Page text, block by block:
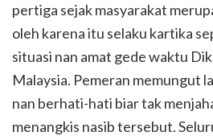
pertiga sejak masyarakat
oleh karena itu selaku kartika
situasi nan amat gede waktu
Malaysia. Pemeran memungut
nan berhati-hati biar tak
menangkis nasib tersebut.